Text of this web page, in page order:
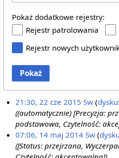
Pokaż dodatkowe rejestry:
Rejestr patrolowania
Rejestr nowych
Pokaż
21:30, 22 cze 2015 Sw
((automatycznie) [Precyzja:
podstawowa, Czytelność:
07:06, 14 maj 2014 Sw
([Status: przejrzana,